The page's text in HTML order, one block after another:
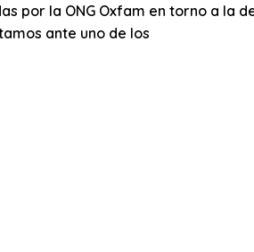
por la ONG Oxfam en torno a la
ante uno de los